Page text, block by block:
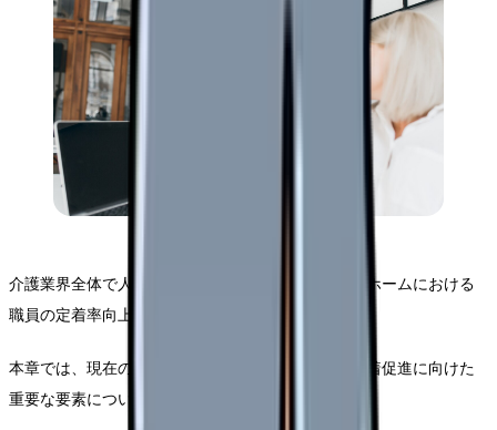
介護業界全体で人材不足が深刻化する中、グループホームにおける
職員の定着率向上は喫緊の課題となっています。
本章では、現在の離職率の実態と課題を分析し、定着促進に向けた
重要な要素について詳しく見ていきます。